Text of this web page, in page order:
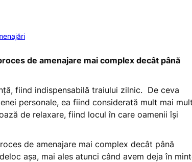
de amenajare mai complex decât până
fiind indispensabilă traiului zilnic. De ceva
personale, ea fiind considerată mult mai
de relaxare, fiind locul în care oamenii își
de amenajare mai complex decât până
așa, mai ales atunci când avem deja în